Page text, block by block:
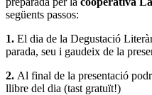
següents passos:
1. El dia de la Degustació
parada, seu i gaudeix de la
2. Al final de la presentació
llibre del dia (tast gratuït!)